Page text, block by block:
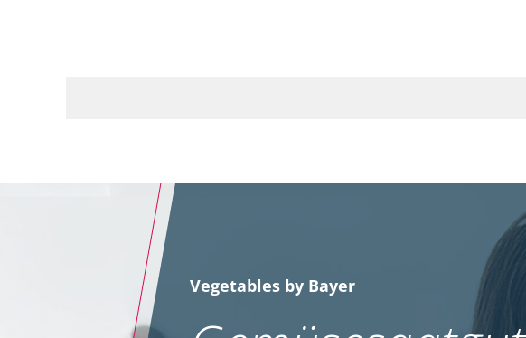
Vegetables by Bayer